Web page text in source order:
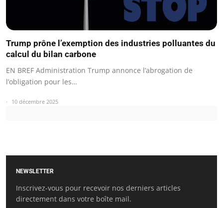
Trump prône l’exemption des industries polluantes du
calcul du bilan carbone
EN BREF Administration Trump annonce l’abrogation de
l’obligation pour les…
10 décembre 2025
NEWSLETTER
Inscrivez-vous pour recevoir nos derniers articles
directement dans votre boîte mail.